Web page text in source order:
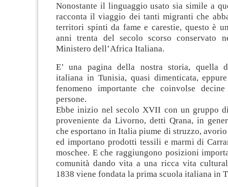
Nonostante il linguaggio usato sia simile a
racconta il viaggio dei tanti migranti che
territori spinti da fame e carestie, questo è
anni trenta del secolo scorso conservato
Ministero dell’Africa Italiana.
E’ una pagina della nostra storia, quella
italiana in Tunisia, quasi dimenticata,
fenomeno importante che coinvolse
persone.
Ebbe inizio nel secolo XVII con un gruppo
proveniente da Livorno, detti Qrana, in
che esportano in Italia piume di struzzo,
ed importano prodotti tessili e marmi di
moschee. E che raggiungono posizioni
comunità dando vita a una ricca vita
1838 viene fondata la prima scuola italiana in